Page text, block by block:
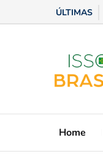
ÚLTIMAS
Home